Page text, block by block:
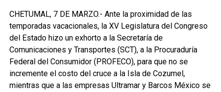
CHETUMAL, 7 DE MARZO.- Ante la proximidad de las
temporadas vacacionales, la XV Legislatura del Congreso
del Estado hizo un exhorto a la Secretaría de
Comunicaciones y Transportes (SCT), a la Procuraduría
Federal del Consumidor (PROFECO), para que no se
incremente el costo del cruce a la Isla de Cozumel,
mientras que a las empresas Ultramar y Barcos México se